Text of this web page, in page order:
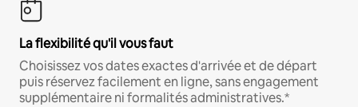
La flexibilité qu'il vous faut
Choisissez vos dates exactes d'arrivée et de départ
puis réservez facilement en ligne, sans engagement
supplémentaire ni formalités administratives.*